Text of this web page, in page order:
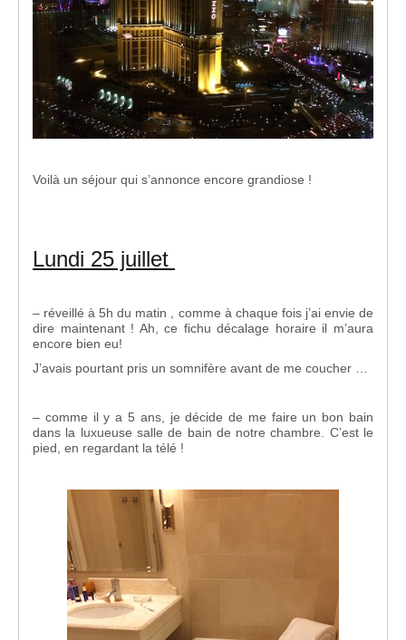
Voilà un séjour qui s’annonce encore grandiose !
Lundi 25 juillet
– réveillé à 5h du matin , comme à chaque fois j’ai envie de
dire maintenant ! Ah, ce fichu décalage horaire il m’aura
encore bien eu!
J’avais pourtant pris un somnifère avant de me coucher …
– comme il y a 5 ans, je décide de me faire un bon bain
dans la luxueuse salle de bain de notre chambre. C’est le
pied, en regardant la télé !